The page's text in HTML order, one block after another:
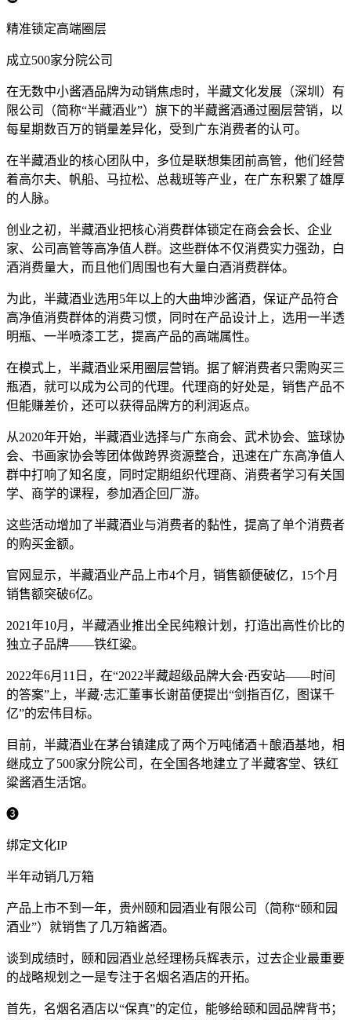
精准锁定高端圈层
成立500家分院公司
在无数中小酱酒品牌为动销焦虑时，半藏文化发展（深圳）有
限公司（简称“半藏酒业”）旗下的半藏酱酒通过圈层营销，以
每星期数百万的销量差异化，受到广东消费者的认可。
在半藏酒业的核心团队中，多位是联想集团前高管，他们经营
着高尔夫、帆船、马拉松、总裁班等产业，在广东积累了雄厚
的人脉。
创业之初，半藏酒业把核心消费群体锁定在商会会长、企业
家、公司高管等高净值人群。这些群体不仅消费实力强劲，白
酒消费量大，而且他们周围也有大量白酒消费群体。
为此，半藏酒业选用5年以上的大曲坤沙酱酒，保证产品符合
高净值消费群体的消费习惯，同时在产品设计上，选用一半透
明瓶、一半喷漆工艺，提高产品的高端属性。
在模式上，半藏酒业采用圈层营销。据了解消费者只需购买三
瓶酒，就可以成为公司的代理。代理商的好处是，销售产品不
但能赚差价，还可以获得品牌方的利润返点。
从2020年开始，半藏酒业选择与广东商会、武术协会、篮球协
会、书画家协会等团体做跨界资源整合，迅速在广东高净值人
群中打响了知名度，同时定期组织代理商、消费者学习有关国
学、商学的课程，参加酒企回厂游。
这些活动增加了半藏酒业与消费者的黏性，提高了单个消费者
的购买金额。
官网显示，半藏酒业产品上市4个月，销售额便破亿，15个月
销售额突破6亿。
2021年10月，半藏酒业推出全民纯粮计划，打造出高性价比的
独立子品牌——铁红粱。
2022年6月11日，在“2022半藏超级品牌大会·西安站——时间
的答案”上，半藏·志汇董事长谢苗便提出“剑指百亿，图谋千
亿”的宏伟目标。
目前，半藏酒业在茅台镇建成了两个万吨储酒＋酿酒基地，相
继成立了500家分院公司，在全国各地建立了半藏客堂、铁红
粱酱酒生活馆。
➌
绑定文化IP
半年动销几万箱
产品上市不到一年，贵州颐和园酒业有限公司（简称“颐和园
酒业”）就销售了几万箱酱酒。
谈到成绩时，颐和园酒业总经理杨兵辉表示，过去企业最重要
的战略规划之一是专注于名烟名酒店的开拓。
首先，名烟名酒店以“保真”的定位，能够给颐和园品牌背书；